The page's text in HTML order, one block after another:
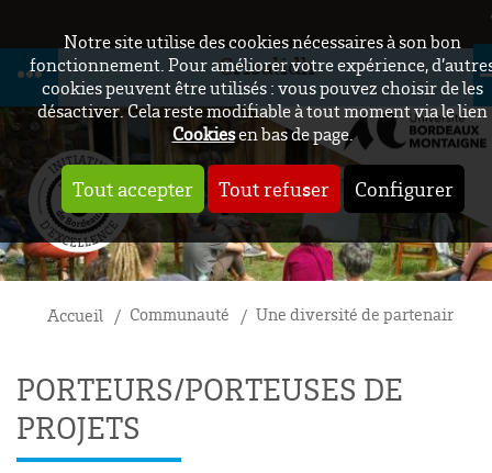
Notre site utilise des cookies nécessaires à son bon
fonctionnement. Pour améliorer votre expérience,
cookies peuvent être utilisés : vous pouvez choisir de les
désactiver. Cela reste modifiable à tout moment via le lien
Cookiesen bas de page.
Tout accepter Tout refuser Configurer
Crisalidh
Accueil Communauté Une diversité de partenaires
PORTEURS/PORTEUSES DE
PROJETS